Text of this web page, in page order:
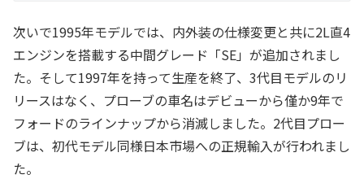
次いで1995年モデルでは、内外装の仕様変更と共に2L直4
エンジンを搭載する中間グレード「SE」が追加されまし
た。そして1997年を持って生産を終了、3代目モデルのリ
リースはなく、プローブの車名はデビューから僅か9年で
フォードのラインナップから消滅しました。2代目プロー
ブは、初代モデル同様日本市場への正規輸入が行われまし
た。